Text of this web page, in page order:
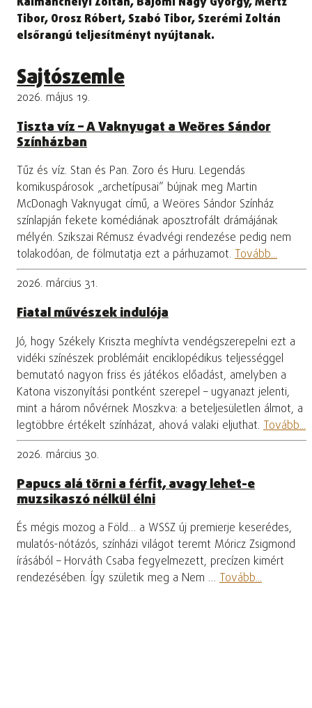
Tibor, Orosz Róbert, Szabó Tibor, Szerémi Zoltán
elsőrangú teljesítményt nyújtanak.
Sajtószemle
2026. május 19.
Tiszta víz – A Vaknyugat a Weöres Sándor
Színházban
Tűz és víz. Stan és Pan. Zoro és Huru. Legendás
komikuspárosok „archetípusai” bújnak meg Martin
McDonagh Vaknyugat című, a Weöres Sándor Színház
színlapján fekete komédiának aposztrofált drámájának
mélyén. Szikszai Rémusz évadvégi rendezése pedig nem
tolakodóan, de fölmutatja ezt a párhuzamot. Tovább...
2026. március 31.
Fiatal művészek indulója
Jó, hogy Székely Kriszta meghívta vendégszerepelni ezt a
vidéki színészek problémáit enciklopédikus teljességgel
bemutató nagyon friss és játékos előadást, amelyben a
Katona viszonyítási pontként szerepel – ugyanazt jelenti,
mint a három nővérnek Moszkva: a beteljesületlen álmot, a
legtöbbre értékelt színházat, ahová valaki eljuthat. Tovább...
2026. március 30.
Papucs alá törni a férfit, avagy lehet-e
muzsikaszó nélkül élni
És mégis mozog a Föld… a WSSZ új premierje keserédes,
mulatós-nótázós, színházi világot teremt Móricz Zsigmond
írásából – Horváth Csaba fegyelmezett, precízen kimért
rendezésében. Így születik meg a Nem … Tovább...